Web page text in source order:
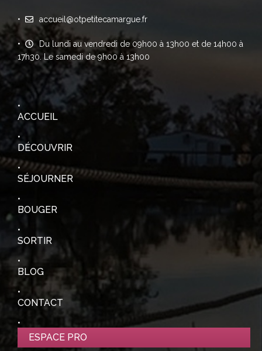
accueil@otpetitecamargue.fr
Du lundi au vendredi de 09h00 à 13h00 et de 14h00 à
17h30. Le samedi de 9h00 à 13h00
ACCUEIL
DÉCOUVRIR
SÉJOURNER
BOUGER
SORTIR
BLOG
CONTACT
ESPACE PRO